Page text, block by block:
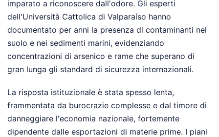
imparato a riconoscere dall'odore. Gli esperti
dell'Università Cattolica di Valparaíso hanno
documentato per anni la presenza di contaminanti nel
suolo e nei sedimenti marini, evidenziando
concentrazioni di arsenico e rame che superano di
gran lunga gli standard di sicurezza internazionali.
La risposta istituzionale è stata spesso lenta,
frammentata da burocrazie complesse e dal timore di
danneggiare l'economia nazionale, fortemente
dipendente dalle esportazioni di materie prime. I piani